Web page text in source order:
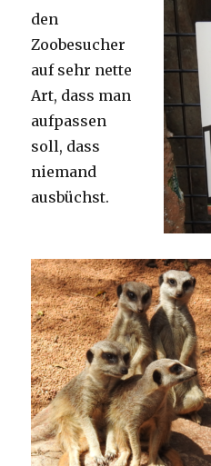
den
Zoobesucher
auf sehr nette
Art, dass man
aufpassen
soll, dass
niemand
ausbüchst.